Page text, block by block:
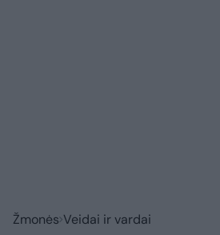
Žmonės Veidai ir vardai